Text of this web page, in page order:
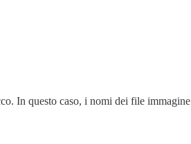
In questo caso, i nomi dei file immagine